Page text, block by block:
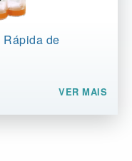
de
VER MAIS